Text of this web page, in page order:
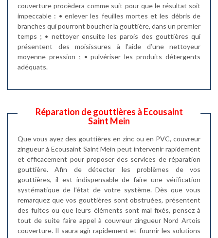
couverture procèdera comme suit pour que le résultat soit
impeccable : • enlever les feuilles mortes et les débris de
branches qui pourront boucher la gouttière, dans un premier
temps ; • nettoyer ensuite les parois des gouttières qui
présentent des moisissures à l’aide d’une nettoyeur
moyenne pression ; • pulvériser les produits détergents
adéquats.
Réparation de gouttières à Ecousaint
Saint Mein
Que vous ayez des gouttières en zinc ou en PVC, couvreur
zingueur à Ecousaint Saint Mein peut intervenir rapidement
et efficacement pour proposer des services de réparation
gouttière. Afin de détecter les problèmes de vos
gouttières, il est indispensable de faire une vérification
systématique de l’état de votre système. Dès que vous
remarquez que vos gouttières sont obstruées, présentent
des fuites ou que leurs éléments sont mal fixés, pensez à
tout de suite faire appel à couvreur zingueur Nord Artois
couverture. Il saura agir rapidement et fournir les solutions